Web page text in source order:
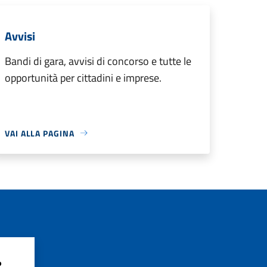
Avvisi
Bandi di gara, avvisi di concorso e tutte le
opportunità per cittadini e imprese.
VAI ALLA PAGINA